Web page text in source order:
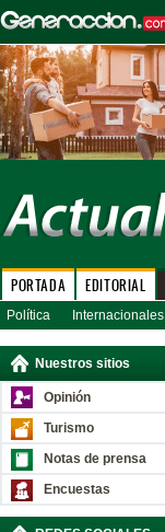
PORTADA EDITORIAL
Política Internacionales
Nuestros sitios
Opinión
Turismo
Notas de prensa
Encuestas